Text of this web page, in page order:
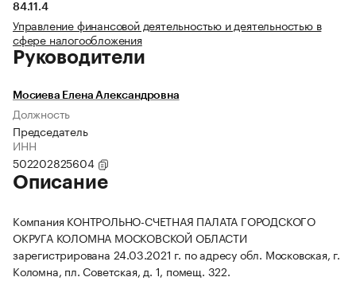
84.11.4
Управление финансовой деятельностью и деятельностью в
сфере налогообложения
Руководители
Мосиева Елена Александровна
Должность
Председатель
ИНН
502202825604
Описание
Компания КОНТРОЛЬНО-СЧЕТНАЯ ПАЛАТА ГОРОДСКОГО
ОКРУГА КОЛОМНА МОСКОВСКОЙ ОБЛАСТИ
зарегистрирована 24.03.2021 г. по адресу обл. Московская, г.
Коломна, пл. Советская, д. 1, помещ. 322.